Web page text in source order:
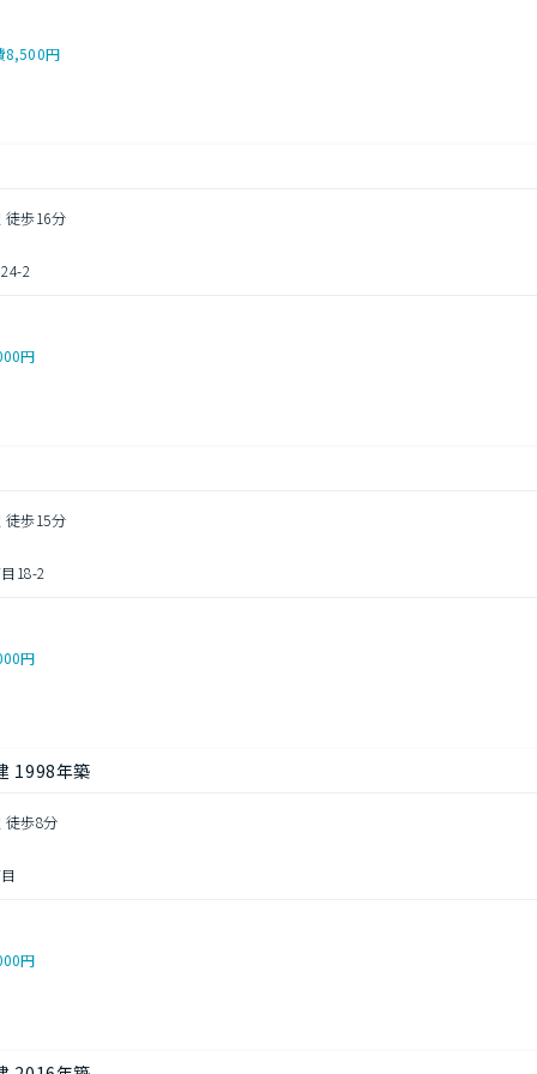
8,500円
歩16分
2
円
歩15分
18-2
円
1998年築
歩8分
円